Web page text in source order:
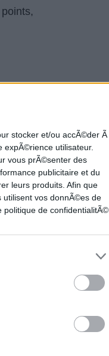
stocker et/ou accÃ©der Ã
utilisateur.
vous prÃ©senter des
publicitaire et du
leurs produits. Afin que
utilisent vos donnÃ©es de
de confidentialitÃ©.
même